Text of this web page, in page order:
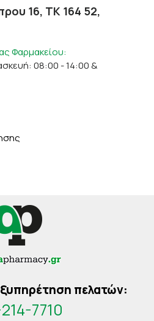
16, ΤΚ 164 52,
Φαρμακείου:
08:00 - 14:00 &
πελατών:
7710